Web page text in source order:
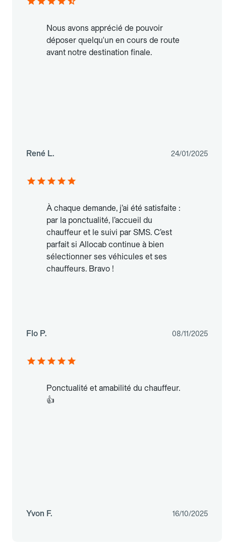
Nous avons apprécié de pouvoir
déposer quelqu'un en cours de route
avant notre destination finale.
René L. 24/01/2025
À chaque demande, j’ai été satisfaite :
par la ponctualité, l’accueil du
chauffeur et le suivi par SMS. C’est
parfait si Allocab continue à bien
sélectionner ses véhicules et ses
chauffeurs. Bravo !
Flo P. 08/11/2025
Ponctualité et amabilité du chauffeur.
👍
Yvon F. 16/10/2025